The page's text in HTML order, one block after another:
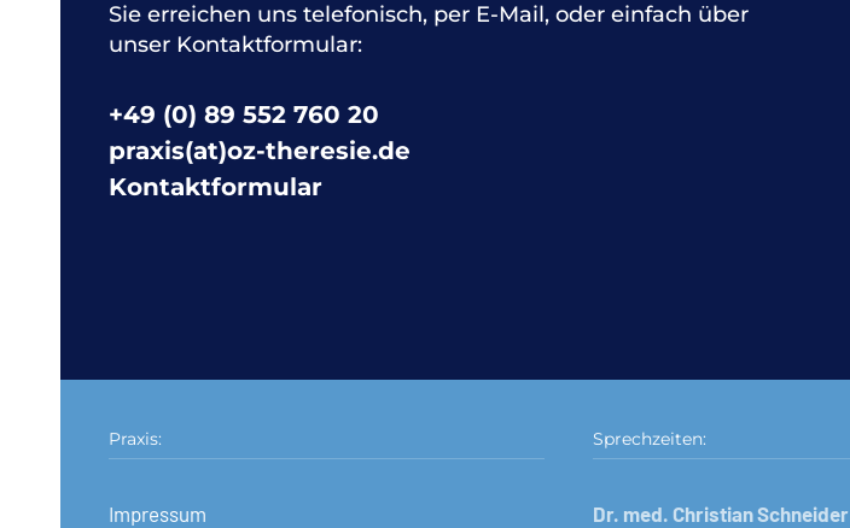
Sie erreichen uns telefonisch, per E-Mail, oder einfach über
unser Kontaktformular:
+49 (0) 89 552 760 20
praxis(at)oz-theresie.de
Kontaktformular
Praxis:
Impressum
Sprechzeiten:
Dr. med. Christian Schneider